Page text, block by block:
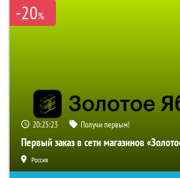
-20%
20:25:22 Получи первым!
Первый заказ в сети магазинов
Россия